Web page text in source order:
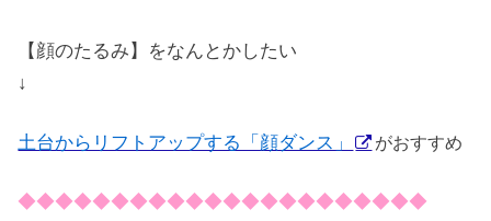
【顔のたるみ】をなんとかしたい
↓
土台からリフトアップする「顔ダンス」 がおすすめ
◆◆◆◆◆◆◆◆◆◆◆◆◆◆◆◆◆◆◆◆◆◆